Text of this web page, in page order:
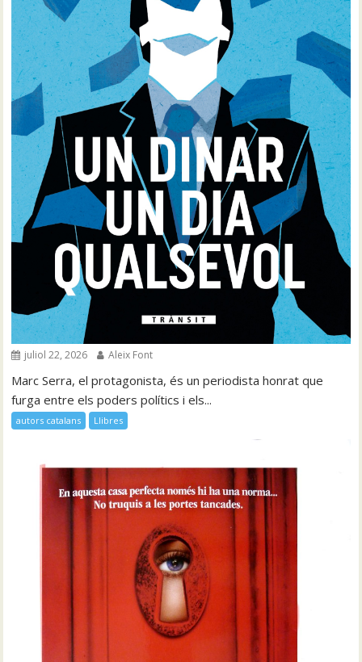
juliol 22, 2026 Aleix Font
Marc Serra, el protagonista, és un periodista honrat que
furga entre els poders polítics i els...
autors catalans Llibres